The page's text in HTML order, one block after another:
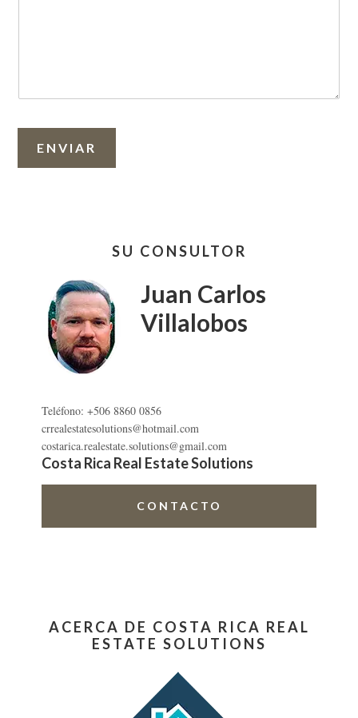
ENVIAR
primaria
SU CONSULTOR
Juan Carlos
Villalobos
Teléfono: +506 8860 0856
crrealestatesolutions@hotmail.com
costarica.realestate.solutions@gmail.com
Costa Rica Real Estate Solutions
CONTACTO
ACERCA DE COSTA RICA REAL
ESTATE SOLUTIONS